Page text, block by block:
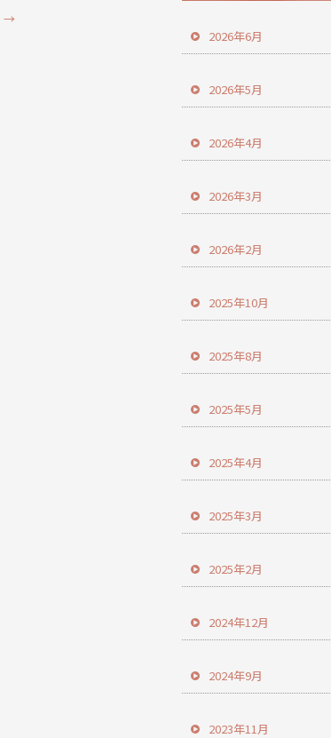
→
2026年6月
2026年5月
2026年4月
2026年3月
2026年2月
2025年10月
2025年8月
2025年5月
2025年4月
2025年3月
2025年2月
2024年12月
2024年9月
2023年11月